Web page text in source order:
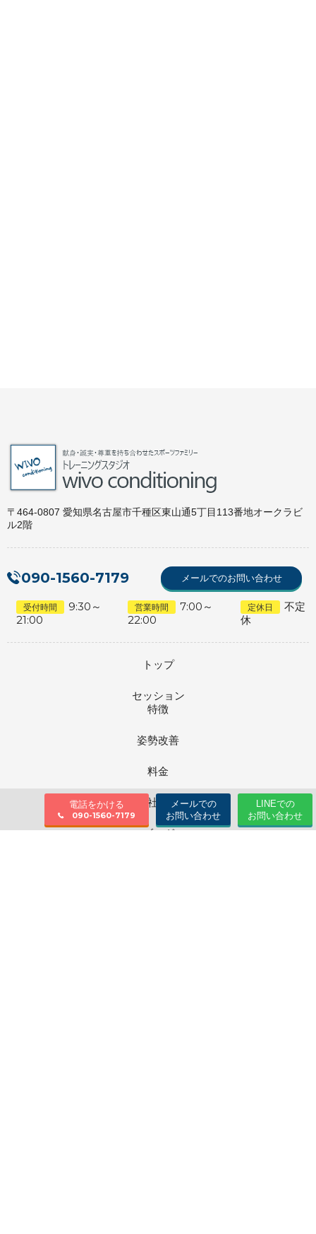
〒464-0807 愛知県名古屋市千種区東山通5丁目113番地オークラビ
ル2階
090-1560-7179 メールでのお問い合わせ
受付時間
9:30～
21:00
営業時間
7:00～
22:00
定休日
不定
休
トップ
セッション
特徴
姿勢改善
料金
会社情報
ブログ
電話をかける
090-1560-7179
メールでの
お問い合わせ
LINEでの
お問い合わせ